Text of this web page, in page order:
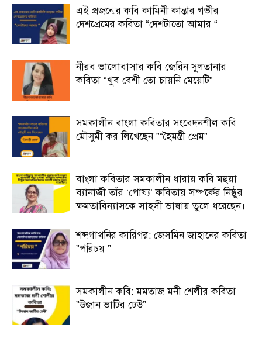
এই প্রজন্মের কবি কামিনী কান্তার গভীর
দেশপ্রেমের কবিতা “দেশটাতো আমার “
নীরব ভালোবাসার কবি জেরিন সুলতানার
কবিতা “খুব বেশী তো চায়নি মেয়েটি”
সমকালীন বাংলা কবিতার সংবেদনশীল কবি
মৌসুমী কর লিখেছেন ”“হৈমন্তী প্রেম”
বাংলা কবিতার সমকালীন ধারায় কবি মহুয়া
ব্যানার্জী তাঁর ‘পোষ্য’ কবিতায় সম্পর্কের নিষ্ঠুর
ক্ষমতাবিন্যাসকে সাহসী ভাষায় তুলে ধরেছেন।
শব্দগাথনির কারিগর: জেসমিন জাহানের কবিতা
”পরিচয় ”
সমকালীন কবি: মমতাজ মনী শেলীর কবিতা
”উজান ভাটির ঢেউ”